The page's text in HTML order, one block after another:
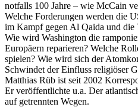
notfalls 100 Jahre – wie McCain
Welche Forderungen werden die
im Kampf gegen Al Qaida und die
Wie wird Washington die
Europäern reparieren? Welche
spielen? Wie wird sich der
Schwindet der Einfluss religiöser
Matthias Rüb ist seit 2002
Er veröffentlichte u.a. Der
auf getrennten Wegen.